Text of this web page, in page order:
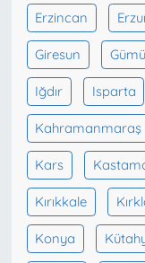
Erzincan
Giresun
Iğdır Isparta
Kahramanmaraş
Kars
Kırıkkale
Konya